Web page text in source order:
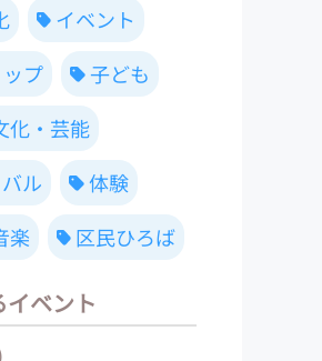
イベント
プ
子ども
化・芸能
ル
体験
楽 区民ひろば
ベント